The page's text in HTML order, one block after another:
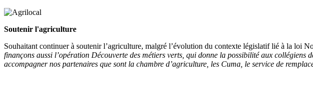
Soutenir l'agriculture
Souhaitant continuer à soutenir l’agriculture, malgré l’évolution du contexte législatif lié à la loi
finançons aussi l’opération Découverte des métiers verts, qui donne la possibilité aux
accompagner nos partenaires que sont la chambre d’agriculture, les Cuma, le service de